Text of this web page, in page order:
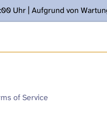
Uhr | Aufgrund von
of Service